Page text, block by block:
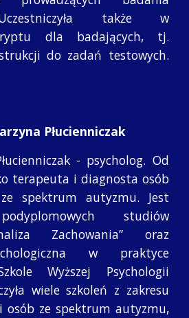
także w
dla badających, tj.
do zadań testowych.
Płucienniczak
- psycholog. Od
terapeuta i diagnosta osób
spektrum autyzmu. Jest
studiów
Zachowania” oraz
w praktyce
Wyższej Psychologii
wiele szkoleń z zakresu
osób ze spektrum autyzmu,